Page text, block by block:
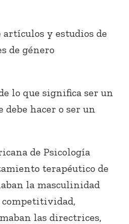
y estudios de
de género
lo que significa ser un
debe hacer o ser un
de Psicología
terapéutico de
la masculinidad
competitividad,
las directrices,